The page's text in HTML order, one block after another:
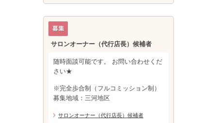
サロンオーナー（代行店長）候補者
随時面談可能です。 お問い合わせくだ
さい★
※完全歩合制（フルコミッション制）
募集地域：三河地区
サロンオーナー（代行店長）候補者